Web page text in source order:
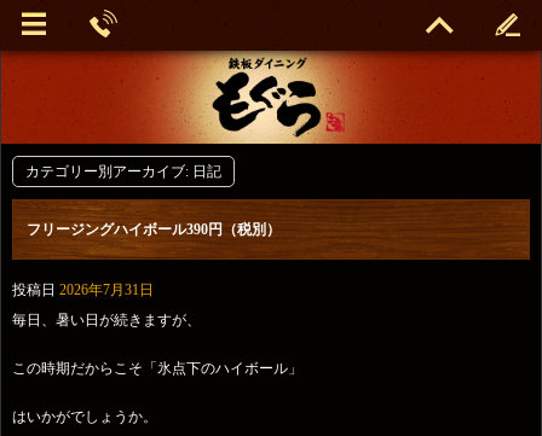
カテゴリー別アーカイブ: 日記
フリージングハイボール390円（税別）
投稿日 2026年7月31日
毎日、暑い日が続きますが、
この時期だからこそ「氷点下のハイボール」
はいかがでしょうか。